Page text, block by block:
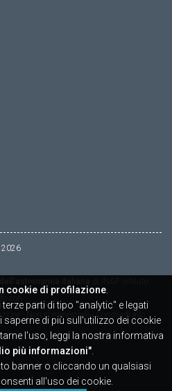
2026
- Non commerciale - Condividi allo
cookie di profilazione
parti di tipo "analytic" e legati
saperne di più sull'utilizzo dei cookie
l'uso, leggi la nostra informativa
più informazioni"
banner o cliccando un qualsiasi
all'uso dei cookie.